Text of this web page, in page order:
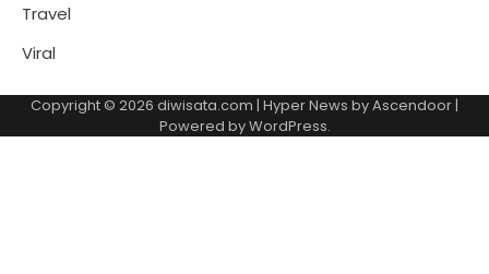
Travel
Viral
Copyright © 2026 diwisata.com | Hyper News byAscendoor|
Powered byWordPress.